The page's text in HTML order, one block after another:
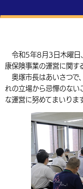
英語（English）
中国語（繁体字
届出・登録・証明
税金
環境・衛生
選挙
事業者の方へ
農林水産業
都市整備
施設情報
手当・助成
相談・支援・情報
観光・移住
観光なび
遊ぶ・体験する
買う・おみやげ
移住・定住
市政情報
中津市について
地方創生・地域活性化
行政・計画
令和5年8月3日木曜日
康保険事業の運営に関す
奥塚市長はあいさつで
れの立場から忌憚のない
な運営に努めてまいりま